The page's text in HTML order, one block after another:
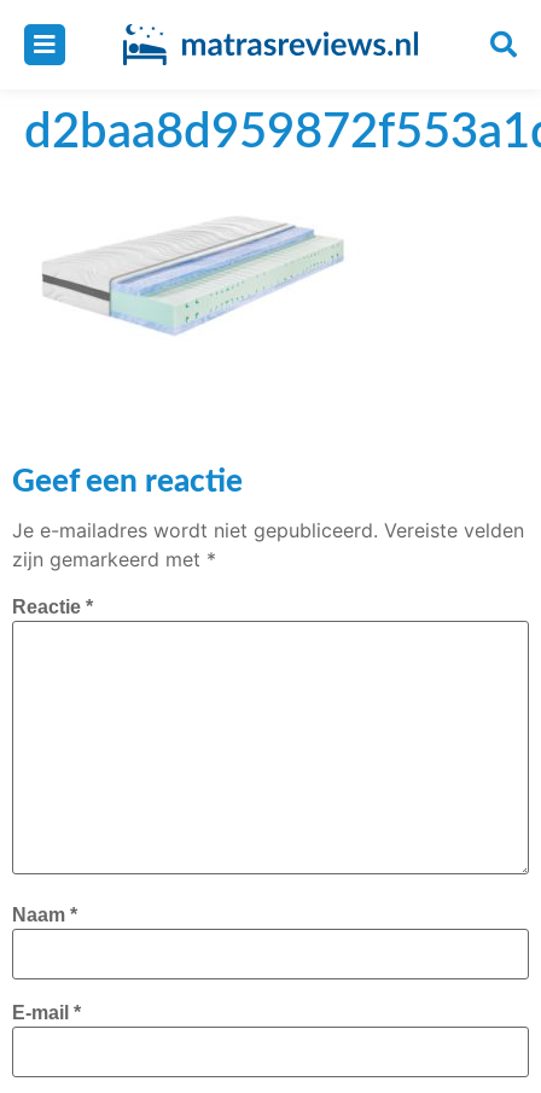
Geef een reactie
Je e-mailadres wordt niet gepubliceerd. Vereiste velden
zijn gemarkeerd met *
Reactie *
Naam *
E-mail *